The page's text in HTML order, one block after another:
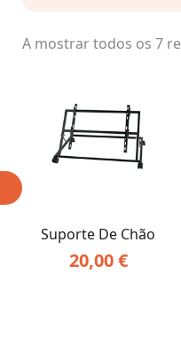
A mostrar todos os 7
Suporte De Chão
20,00€